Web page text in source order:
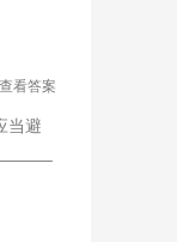
查看答案
当避